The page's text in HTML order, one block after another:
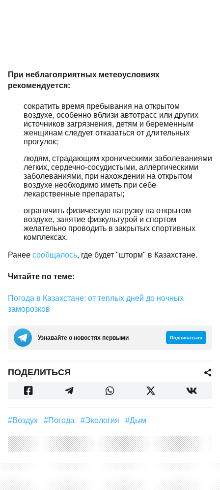
При неблагоприятных метеоусловиях
рекомендуется:
сократить время пребывания на открытом
воздухе, особенно вблизи автотрасс или других
источников загрязнения, детям и беременным
женщинам следует отказаться от длительных
прогулок;
людям, страдающим хроническими заболеваниями
легких, сердечно-сосудистыми, аллергическими
заболеваниями, при нахождении на открытом
воздухе необходимо иметь при себе
лекарственные препараты;
ограничить физическую нагрузку на открытом
воздухе, занятие физкультурой и спортом
желательно проводить в закрытых спортивных
комплексах.
Ранее сообщалось, где будет "шторм" в Казахстане.
Читайте по теме:
Погода в Казахстане: от теплых дней до ночных
заморозков
Узнавайте о новостях первыми Подписаться
ПОДЕЛИТЬСЯ
#Воздух #погода #экология #дым